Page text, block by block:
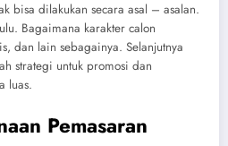
bisa dilakukan secara asal – asalan.
Bagaimana karakter calon
dan lain sebagainya. Selanjutnya
strategi untuk promosi dan
luas.
Pemasaran